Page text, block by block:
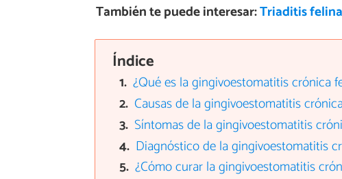
También te puede interesar:Triaditis
Índice
¿Qué es la gingivoestomatitis crónica
Causas de la gingivoestomatitis
Síntomas de la gingivoestomatitis
Diagnóstico de la gingivoestomatitis
¿Cómo curar la gingivoestomatitis